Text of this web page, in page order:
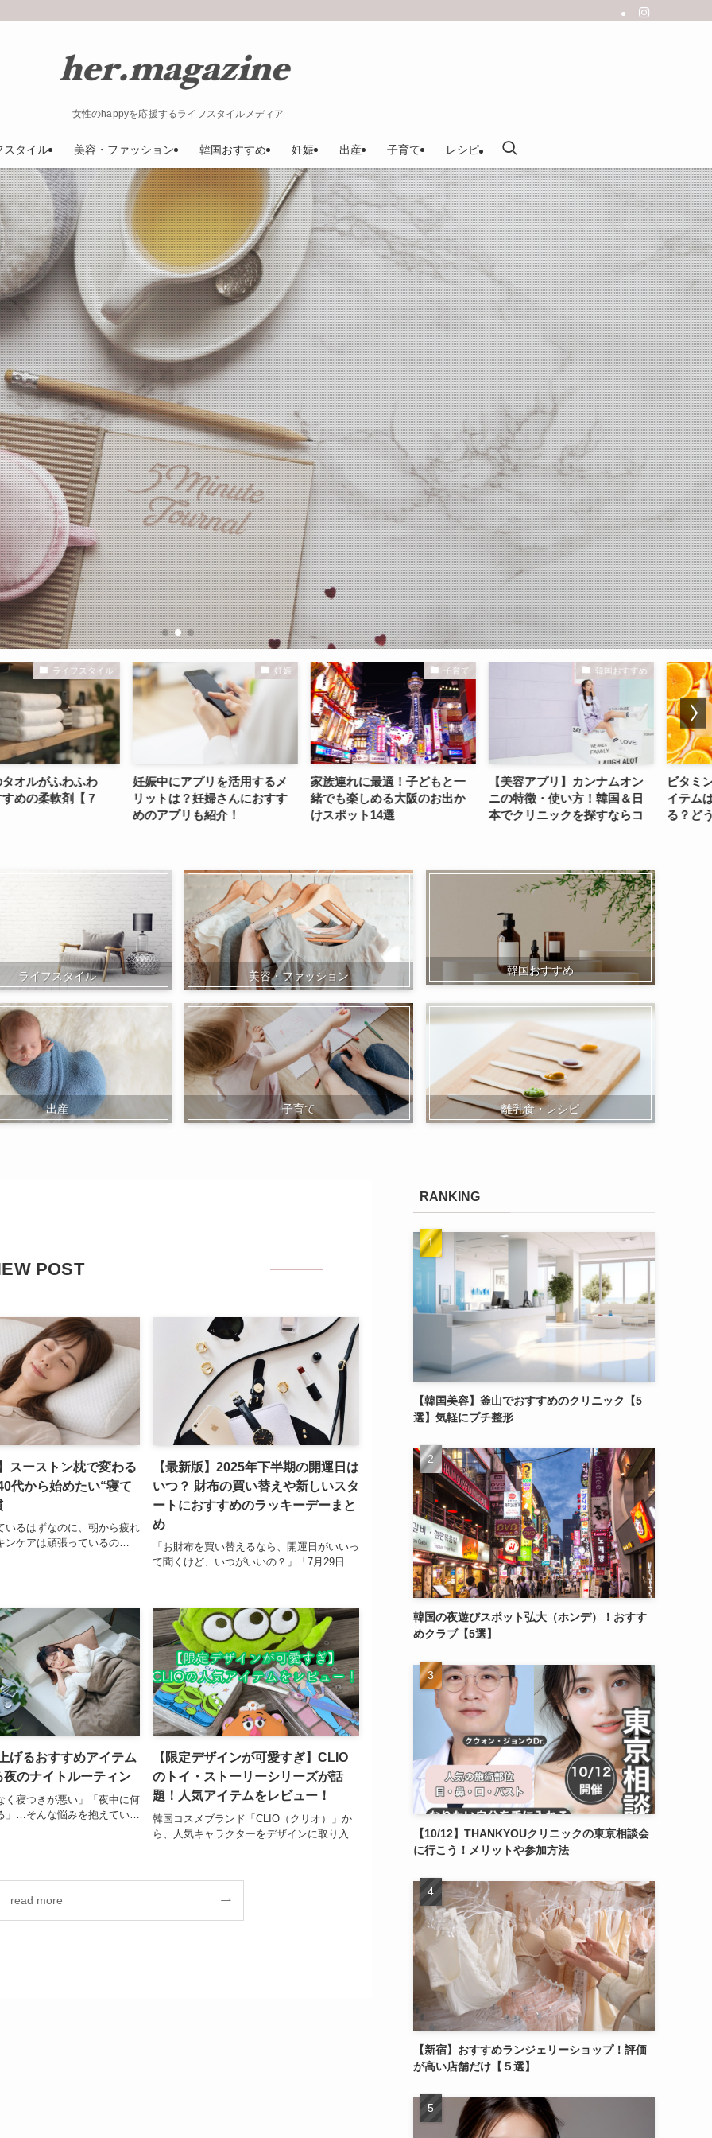
女性のhappyを応援するライフスタイルメディア
スタイル 美容・ファッション 韓国おすすめ 妊娠 出産 子育て レシピ
ライフスタイル
ふわふわ
軟剤【７
妊娠中にアプリを活用するメ
リットは？妊婦さんにおすす
めのアプリも紹介！
子育て
家族連れに最適！子どもと一
緒でも楽しめる大阪のお出か
けスポット14選
韓国おすすめ
【美容アプリ】カンナムオン
ニの特徴・使い方！韓国＆日
本でクリニックを探すならコ
ビタミンC配
イテムはどん
る？どう選ぶ？
ライフスタイル 美容・ファッション 韓国おすすめ
出産 子育て 離乳食・レシピ
POST
スーストン枕で変わる
代から始めたい“寝て
いるはずなのに、朝から疲れ
ンケアは頑張っているの…
【最新版】2025年下半期の開運日は
いつ？ 財布の買い替えや新しいスタ
ートにおすすめのラッキーデーまと
め
「お財布を買い替えるなら、開運日がいいっ
て聞くけど、いつがいいの？」「7月29日…
げるおすすめアイテム
夜のナイトルーティン
く寝つきが悪い」「夜中に何
」…そんな悩みを抱えてい…
【限定デザインが可愛すぎ】CLIO
のトイ・ストーリーシリーズが話
題！人気アイテムをレビュー！
韓国コスメブランド「CLIO（クリオ）」か
ら、人気キャラクターをデザインに取り入…
read more
RANKING
【韓国美容】釜山でおすすめのクリニック【5
選】気軽にプチ整形
韓国の夜遊びスポット弘大（ホンデ）！おすす
めクラブ【5選】
【10/12】THANKYOUクリニックの東京相談会
に行こう！メリットや参加方法
【新宿】おすすめランジェリーショップ！評価
が高い店舗だけ【５選】